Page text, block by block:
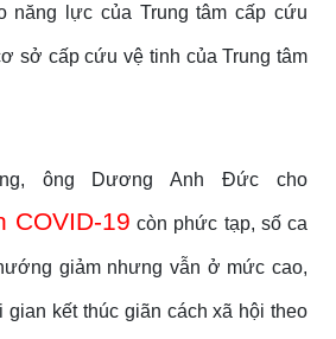
năng lực của Trung tâm cấp cứu
sở cấp cứu vệ tinh của Trung tâm
ông Dương Anh Đức cho
COVID-19 còn phức tạp, số ca
giảm nhưng vẫn ở mức cao,
gian kết thúc giãn cách xã hội theo